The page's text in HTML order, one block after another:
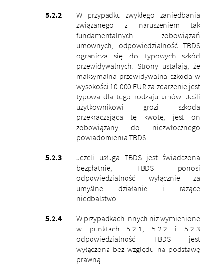
W przypadku zwykłego zaniedbania
związanego z naruszeniem tak
fundamentalnych zobowiązań
umownych, odpowiedzialność TBDS
ogranicza się do typowych szkód
przewidywalnych. Strony ustalają, że
maksymalna przewidywalna szkoda w
wysokości 10 000 EUR za zdarzenie jest
typowa dla tego rodzaju umów. Jeśli
użytkownikowi grozi szkoda
przekraczająca tę kwotę, jest on
zobowiązany do niezwłocznego
powiadomienia TBDS.
Jeżeli usługa TBDS jest świadczona
bezpłatnie, TBDS ponosi
odpowiedzialność wyłącznie za
umyślne działanie i rażące
niedbalstwo.
W przypadkach innych niż wymienione
w punktach 5.2.1, 5.2.2 i 5.2.3
odpowiedzialność TBDS jest
wyłączona bez względu na podstawę
prawną.